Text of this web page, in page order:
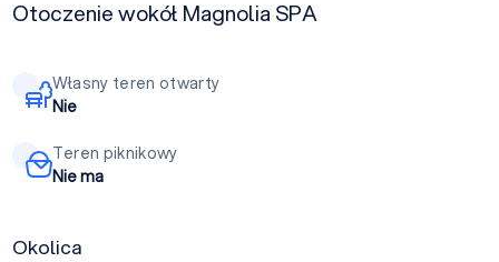
Otoczenie wokół Magnolia SPA
Własny teren otwarty
Nie
Teren piknikowy
Nie ma
Okolica